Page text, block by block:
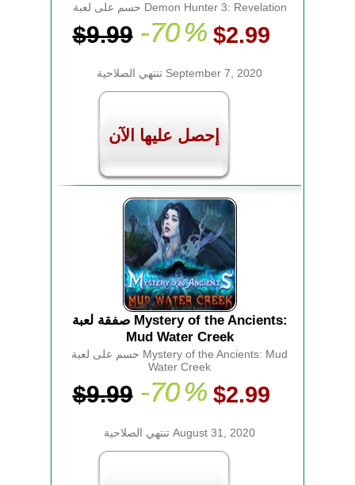
حسم على لعبة Demon Hunter 3: Revelation
$9.99 -70% $2.99
تنتهي الصلاحية September 7, 2020
إحصل عليها الآن
صفقة لعبة Mystery of the Ancients:
Mud Water Creek
حسم على لعبة Mystery of the Ancients: Mud
Water Creek
$9.99 -70% $2.99
تنتهي الصلاحية August 31, 2020